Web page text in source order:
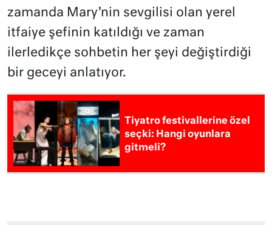
zamanda Mary’nin sevgilisi olan yerel
itfaiye şefinin katıldığı ve zaman
ilerledikçe sohbetin her şeyi değiştirdiği
bir geceyi anlatıyor.
Tiyatro festivallerine özel
seçki: Hangi oyunlara
gitmeli?